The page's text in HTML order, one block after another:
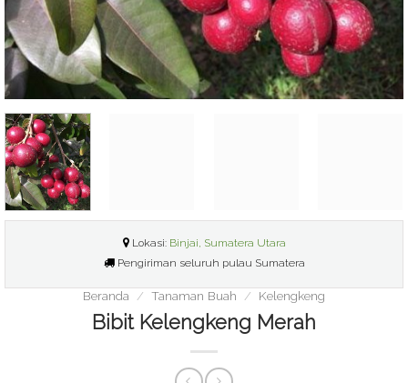
Lokasi: Binjai, Sumatera Utara
Pengiriman seluruh pulau Sumatera
Beranda / Tanaman Buah / Kelengkeng
Bibit Kelengkeng Merah